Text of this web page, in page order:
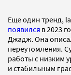
Еще один тренд,
появился в 2023
Джадж. Она
переутомления.
работы с низким
и стабильным